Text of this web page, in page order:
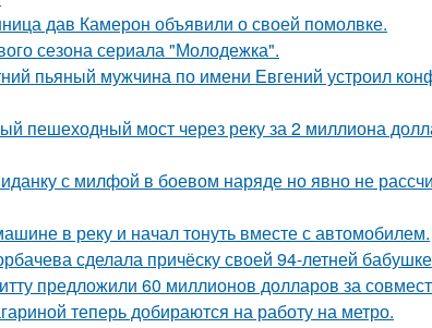
дав Камерон объявили о своей помолвке.
сезона сериала "Молодежка".
пьяный мужчина по имени Евгений устроил
пешеходный мост через реку за 2 миллиона
с милфой в боевом наряде но явно не
в реку и начал тонуть вместе с автомобилем.
сделала причёску своей 94-летней
предложили 60 миллионов долларов за
теперь добираются на работу на метро.